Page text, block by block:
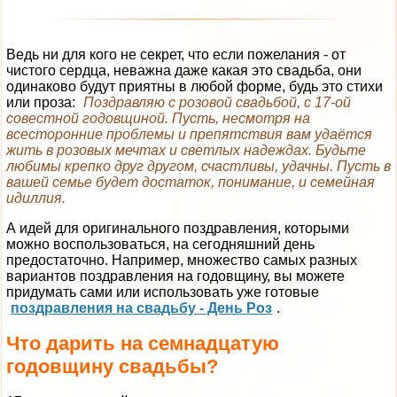
Ведь ни для кого не секрет, что если пожелания - от
чистого сердца, неважна даже какая это свадьба, они
одинаково будут приятны в любой форме, будь это стихи
или проза: Поздравляю с розовой свадьбой, с 17-ой
совестной годовщиной. Пусть, несмотря на
всесторонние проблемы и препятствия вам удаётся
жить в розовых мечтах и светлых надеждах. Будьте
любимы крепко друг другом, счастливы, удачны. Пусть в
вашей семье будет достаток, понимание, и семейная
идиллия.
А идей для оригинального поздравления, которыми
можно воспользоваться, на сегодняшний день
предостаточно. Например, множество самых разных
вариантов поздравления на годовщину, вы можете
придумать сами или использовать уже готовые
поздравления на свадьбу - День Роз .
Что дарить на семнадцатую
годовщину свадьбы?